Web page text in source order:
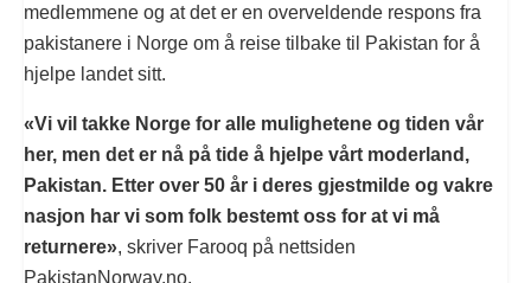
medlemmene og at det er en overveldende respons fra
pakistanere i Norge om å reise tilbake til Pakistan for å
hjelpe landet sitt.
«Vi vil takke Norge for alle mulighetene og tiden vår
her, men det er nå på tide å hjelpe vårt moderland,
Pakistan. Etter over 50 år i deres gjestmilde og vakre
nasjon har vi som folk bestemt oss for at vi må
returnere», skriver Farooq på nettsiden
PakistanNorway.no.